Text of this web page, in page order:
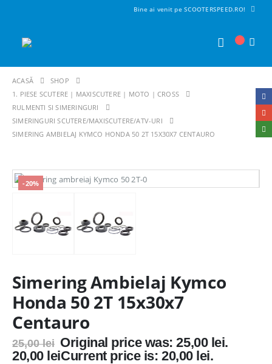
Bine ai venit pe SCOOTERSPEED.RO!
ACASĂ
SHOP
1. PIESE SCUTERE | MAXISCUTERE | MOTO | CROSS
RULMENTI SI SIMERINGURI
SIMERINGURI SCUTERE/MAXISCUTERE/ATV-URI
SIMERING AMBIELAJ KYMCO HONDA 50 2T 15X30X7 CENTAURO
-20%
Simering Ambielaj Kymco
Honda 50 2T 15x30x7
Centauro
25,00lei Original price was: 25,00 lei.
20,00 leiCurrent price is: 20,00 lei.